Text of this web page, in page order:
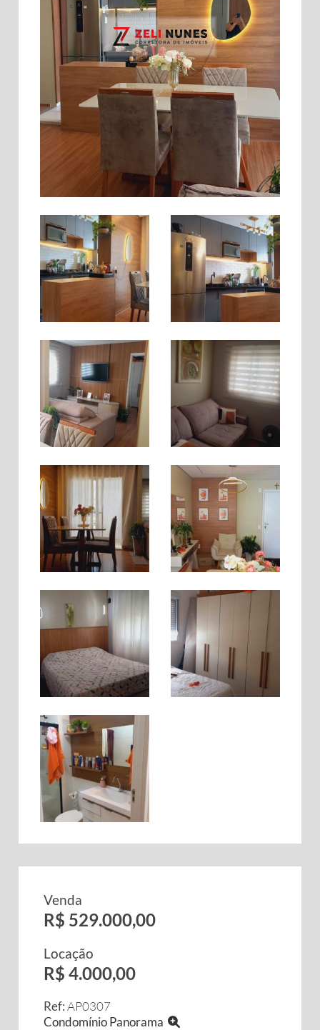
Venda
R$ 529.000,00
Locação
R$ 4.000,00
Ref:AP0307
Condomínio Panorama